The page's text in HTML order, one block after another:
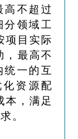
高不超过
分领域工
项目实际
，最高不
统一的互
资源配
本，满足
。